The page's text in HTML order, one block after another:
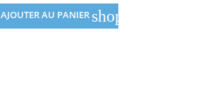
AJOUTER AU PANIER shopping_cart